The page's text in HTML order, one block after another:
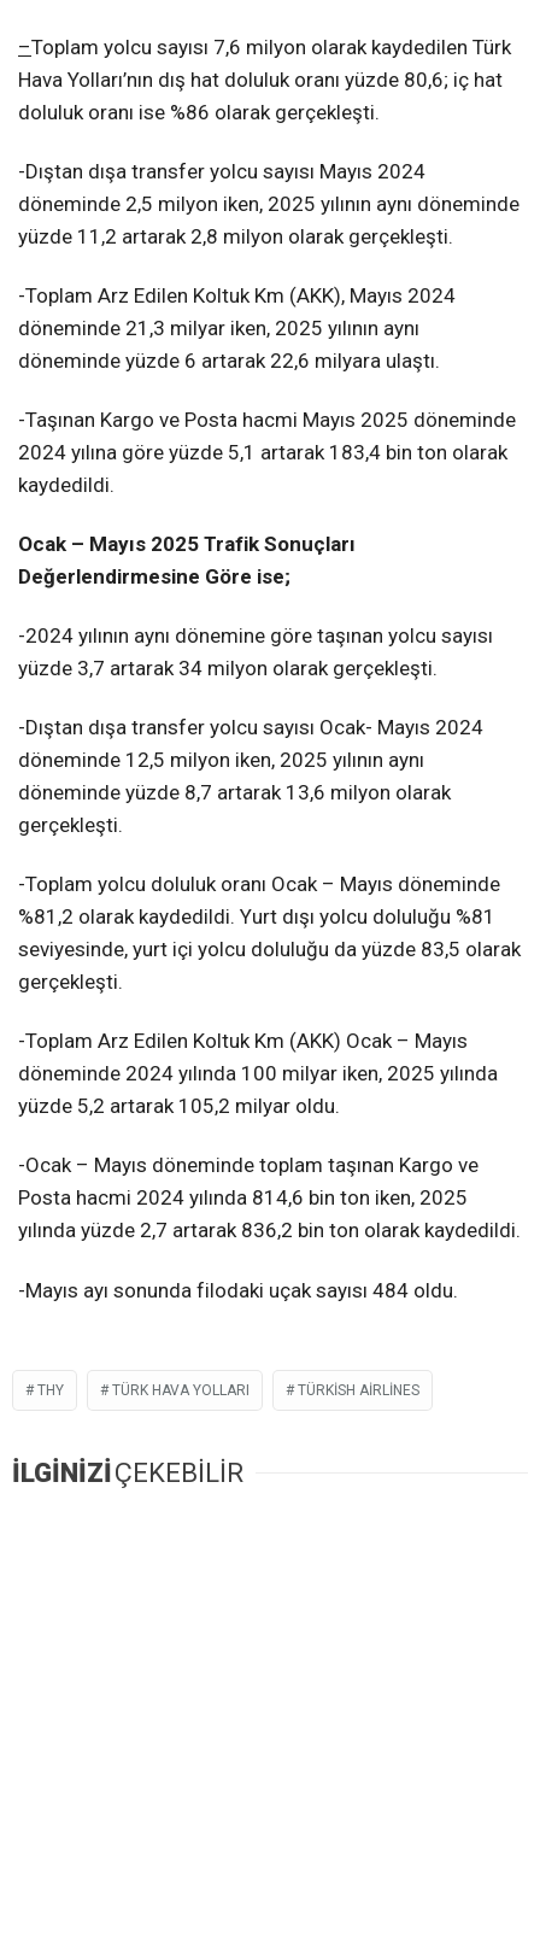
–Toplam yolcu sayısı 7,6 milyon olarak kaydedilen Türk
Hava Yolları’nın dış hat doluluk oranı yüzde 80,6; iç hat
doluluk oranı ise %86 olarak gerçekleşti.
-Dıştan dışa transfer yolcu sayısı Mayıs 2024
döneminde 2,5 milyon iken, 2025 yılının aynı döneminde
yüzde 11,2 artarak 2,8 milyon olarak gerçekleşti.
-Toplam Arz Edilen Koltuk Km (AKK), Mayıs 2024
döneminde 21,3 milyar iken, 2025 yılının aynı
döneminde yüzde 6 artarak 22,6 milyara ulaştı.
-Taşınan Kargo ve Posta hacmi Mayıs 2025 döneminde
2024 yılına göre yüzde 5,1 artarak 183,4 bin ton olarak
kaydedildi.
Ocak – Mayıs 2025 Trafik Sonuçları
Değerlendirmesine Göre ise;
-2024 yılının aynı dönemine göre taşınan yolcu sayısı
yüzde 3,7 artarak 34 milyon olarak gerçekleşti.
-Dıştan dışa transfer yolcu sayısı Ocak- Mayıs 2024
döneminde 12,5 milyon iken, 2025 yılının aynı
döneminde yüzde 8,7 artarak 13,6 milyon olarak
gerçekleşti.
-Toplam yolcu doluluk oranı Ocak – Mayıs döneminde
%81,2 olarak kaydedildi. Yurt dışı yolcu doluluğu %81
seviyesinde, yurt içi yolcu doluluğu da yüzde 83,5 olarak
gerçekleşti.
-Toplam Arz Edilen Koltuk Km (AKK) Ocak – Mayıs
döneminde 2024 yılında 100 milyar iken, 2025 yılında
yüzde 5,2 artarak 105,2 milyar oldu.
-Ocak – Mayıs döneminde toplam taşınan Kargo ve
Posta hacmi 2024 yılında 814,6 bin ton iken, 2025
yılında yüzde 2,7 artarak 836,2 bin ton olarak kaydedildi.
-Mayıs ayı sonunda filodaki uçak sayısı 484 oldu.
THY TÜRK HAVA YOLLARI TÜRKISH AIRLINES
İLGİNİZİÇEKEBİLİR